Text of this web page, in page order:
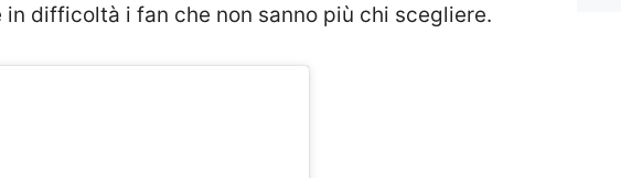
difficoltà i fan che non sanno più chi scegliere.